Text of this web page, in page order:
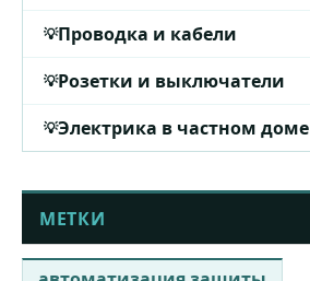
Проводка и кабели
Розетки и выключатели
Электрика в частном доме
МЕТКИ